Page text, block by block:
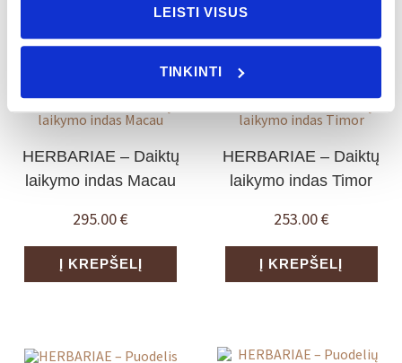
LEISTI VISUS
TINKINTI
HERBARIAE – Daiktų
laikymo indas Macau
295.00€
Į KREPŠELĮ
HERBARIAE – Daiktų
laikymo indas Timor
253.00€
Į KREPŠELĮ